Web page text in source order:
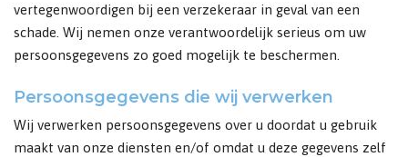
vertegenwoordigen bij een verzekeraar in geval van een
schade. Wij nemen onze verantwoordelijk serieus om uw
persoonsgegevens zo goed mogelijk te beschermen.
Persoonsgegevens die wij verwerken
Wij verwerken persoonsgegevens over u doordat u gebruik
maakt van onze diensten en/of omdat u deze gegevens zelf